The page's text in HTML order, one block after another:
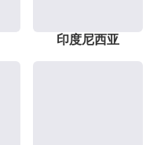
印度尼西亚